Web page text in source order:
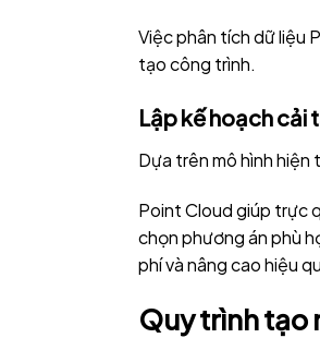
Việc phân tích dữ liệu
tạo công trình.
Lập kế hoạch cải
Dựa trên mô hình hiện
Point Cloud giúp trực
chọn phương án phù
phí và nâng cao hiệu
Quy trình tạo